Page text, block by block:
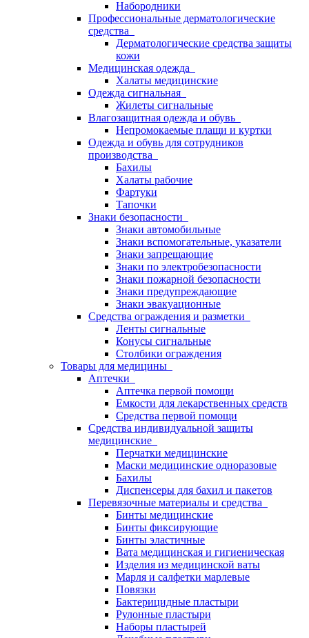
Набородники
Профессиональные дерматологические
средства
Дерматологические средства защиты
кожи
Медицинская одежда
Халаты медицинские
Одежда сигнальная
Жилеты сигнальные
Влагозащитная одежда и обувь
Непромокаемые плащи и куртки
Одежда и обувь для сотрудников
производства
Бахилы
Халаты рабочие
Фартуки
Тапочки
Знаки безопасности
Знаки автомобильные
Знаки вспомогательные, указатели
Знаки запрещающие
Знаки по электробезопасности
Знаки пожарной безопасности
Знаки предупреждающие
Знаки эвакуационные
Средства ограждения и разметки
Ленты сигнальные
Конусы сигнальные
Столбики ограждения
Товары для медицины
Аптечки
Аптечка первой помощи
Емкости для лекарственных средств
Средства первой помощи
Средства индивидуальной защиты
медицинские
Перчатки медицинские
Маски медицинские одноразовые
Бахилы
Диспенсеры для бахил и пакетов
Перевязочные материалы и средства
Бинты медицинские
Бинты фиксирующие
Бинты эластичные
Вата медицинская и гигиеническая
Изделия из медицинской ваты
Марля и салфетки марлевые
Повязки
Бактерицидные пластыри
Рулонные пластыри
Наборы пластырей